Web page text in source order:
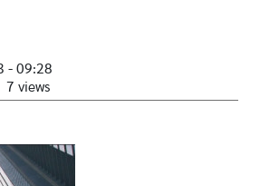
- 09:28
7 views